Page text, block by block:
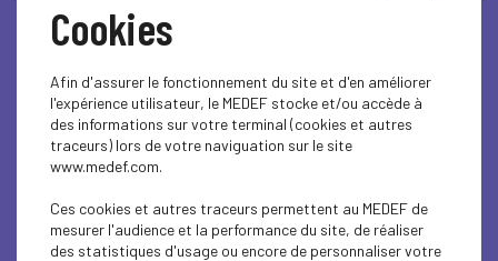
DANS LES MÉDIAS PRESSE
Cookies
Afin d'assurer le fonctionnement du site et d'en améliorer
l'expérience utilisateur, le MEDEF stocke et/ou accède à
des informations sur votre terminal (cookies et autres
traceurs) lors de votre naviguation sur le site
www.medef.com.
Ces cookies et autres traceurs permettent au MEDEF de
mesurer l'audience et la performance du site, de réaliser
des statistiques d'usage ou encore de personnaliser votre